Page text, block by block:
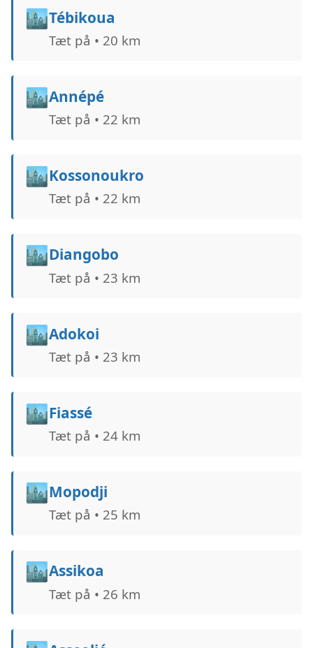
🏙️Tébikoua
Tæt på • 20 km
🏙️Annépé
Tæt på • 22 km
🏙️Kossonoukro
Tæt på • 22 km
🏙️Diangobo
Tæt på • 23 km
🏙️Adokoi
Tæt på • 23 km
🏙️Fiassé
Tæt på • 24 km
🏙️Mopodji
Tæt på • 25 km
🏙️Assikoa
Tæt på • 26 km